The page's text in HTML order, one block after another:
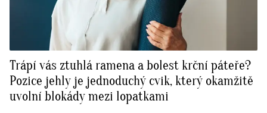
Trápí vás ztuhlá ramena a bolest krční páteře?
Pozice jehly je jednoduchý cvik, který okamžitě
uvolní blokády mezi lopatkami